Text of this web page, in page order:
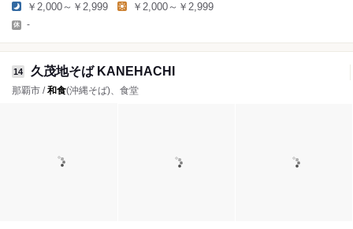
￥2,000～￥2,999 ￥2,000～￥2,999
-
14 久茂地そば KANEHACHI
那覇市 /和食(沖縄そば)、食堂